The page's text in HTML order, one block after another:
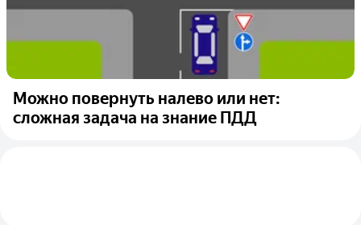
Можно повернуть налево или нет:
сложная задача на знание ПДД